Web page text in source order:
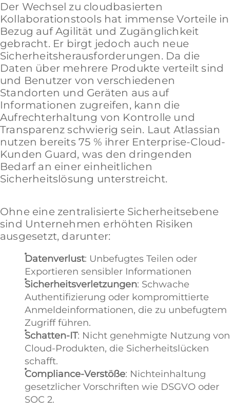
Der Wechsel zu cloudbasierten
Kollaborationstools hat immense Vorteile in
Bezug auf Agilität und Zugänglichkeit
gebracht. Er birgt jedoch auch neue
Sicherheitsherausforderungen. Da die
Daten über mehrere Produkte verteilt sind
und Benutzer von verschiedenen
Standorten und Geräten aus auf
Informationen zugreifen, kann die
Aufrechterhaltung von Kontrolle und
Transparenz schwierig sein. Laut Atlassian
nutzen bereits 75 % ihrer Enterprise-Cloud-
Kunden Guard, was den dringenden
Bedarf an einer einheitlichen
Sicherheitslösung unterstreicht.
Ohne eine zentralisierte Sicherheitsebene
sind Unternehmen erhöhten Risiken
ausgesetzt, darunter:
Datenverlust: Unbefugtes Teilen oder
Exportieren sensibler Informationen
Sicherheitsverletzungen: Schwache
Authentifizierung oder kompromittierte
Anmeldeinformationen, die zu unbefugtem
Zugriff führen.
Schatten-IT: Nicht genehmigte Nutzung von
Cloud-Produkten, die Sicherheitslücken
schafft.
Compliance-Verstöße: Nichteinhaltung
gesetzlicher Vorschriften wie DSGVO oder
SOC 2.